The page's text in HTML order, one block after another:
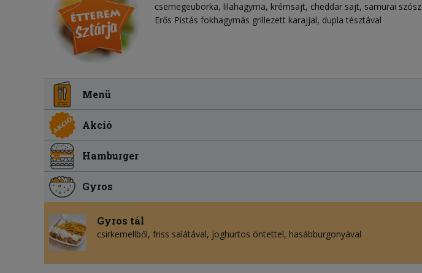
csemegeuborka lilahagyma krémsajt cheddar sajt samurai szósz
Erős Pistás fokhagymás grillezett karajjal, dupla tésztával
Menü
Akció
Hamburger
Gyros
Gyros tál
csirkemellből, friss salátával, joghurtos öntettel, hasábburgonyával